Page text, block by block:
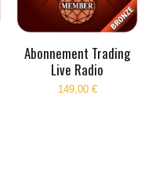
Abonnement Trading
Live Radio
149,00 €